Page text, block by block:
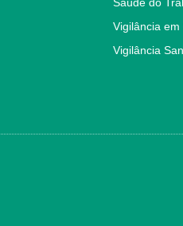
Saúde do
Vigilância
Vigilância